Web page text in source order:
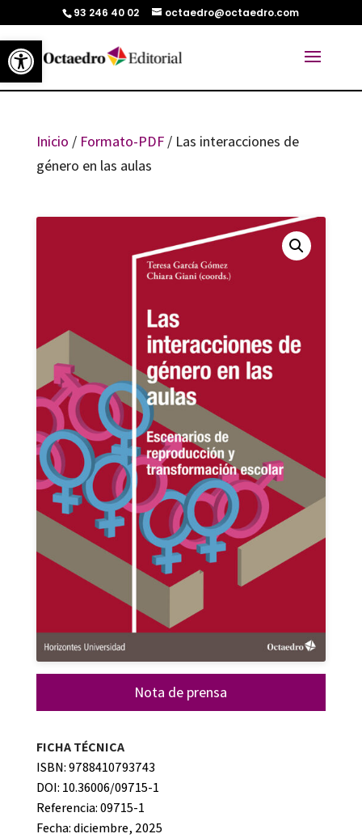
Abrir barra de herramientas
93 246 40 02 octaedro@octaedro.com
Inicio / Formato-PDF/ Las interacciones de
género en las aulas
Nota de prensa
FICHA TÉCNICA
ISBN: 9788410793743
DOI: 10.36006/09715-1
Referencia: 09715-1
Fecha: diciembre, 2025